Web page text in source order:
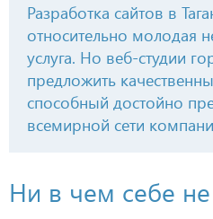
Разработка сайтов в
относительно молодая
услуга. Но веб-студии
предложить
способный достойно
всемирной сети
Ни в чем себе не